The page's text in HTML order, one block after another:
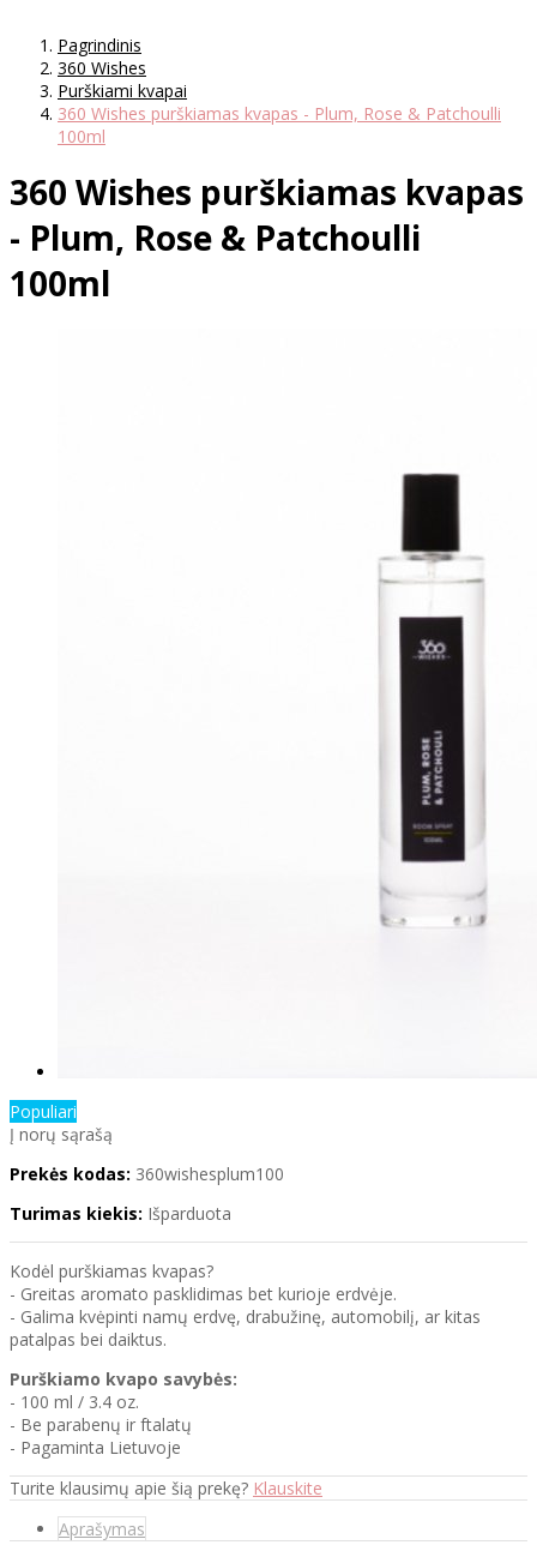
Pagrindinis
360 Wishes
Purškiami kvapai
360 Wishes purškiamas kvapas - Plum, Rose & Patchoulli
100ml
360 Wishes purškiamas kvapas
- Plum, Rose & Patchoulli
100ml
Populiari
Į norų sąrašą
Prekės kodas: 360wishesplum100
Turimas kiekis: Išparduota
Kodėl purškiamas kvapas?
- Greitas aromato pasklidimas bet kurioje erdvėje.
- Galima kvėpinti namų erdvę, drabužinę, automobilį, ar kitas
patalpas bei daiktus.
Purškiamo kvapo savybės:
- 100 ml / 3.4 oz.
- Be parabenų ir ftalatų
- Pagaminta Lietuvoje
Turite klausimų apie šią prekę? Klauskite
Aprašymas